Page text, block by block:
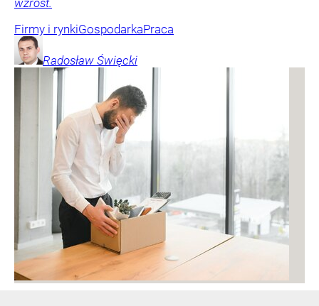
Firmy i rynkiGospodarkaPraca
Radosław Święcki